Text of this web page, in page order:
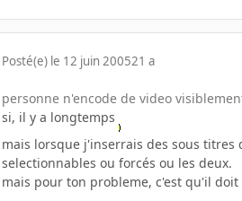
Posté(e) le 12 juin 200521 a
personne n'encode de video
si, il y a longtemps
mais lorsque j'inserrais des sous titres
selectionnables ou forcés ou les deux.
mais pour ton probleme, c'est qu'il